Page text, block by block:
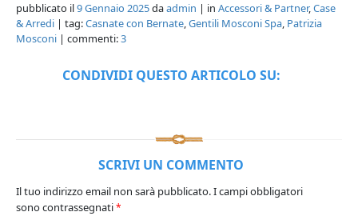
pubblicato il9 Gennaio 2025daadmin | in Accessori & Partner,Case
& Arredi | tag:Casnate con Bernate,Gentili Mosconi Spa, Patrizia
Mosconi | commenti:3
CONDIVIDI QUESTO ARTICOLO SU:
SCRIVI UN COMMENTO
Il tuo indirizzo email non sarà pubblicato.I campi obbligatori
sono contrassegnati*